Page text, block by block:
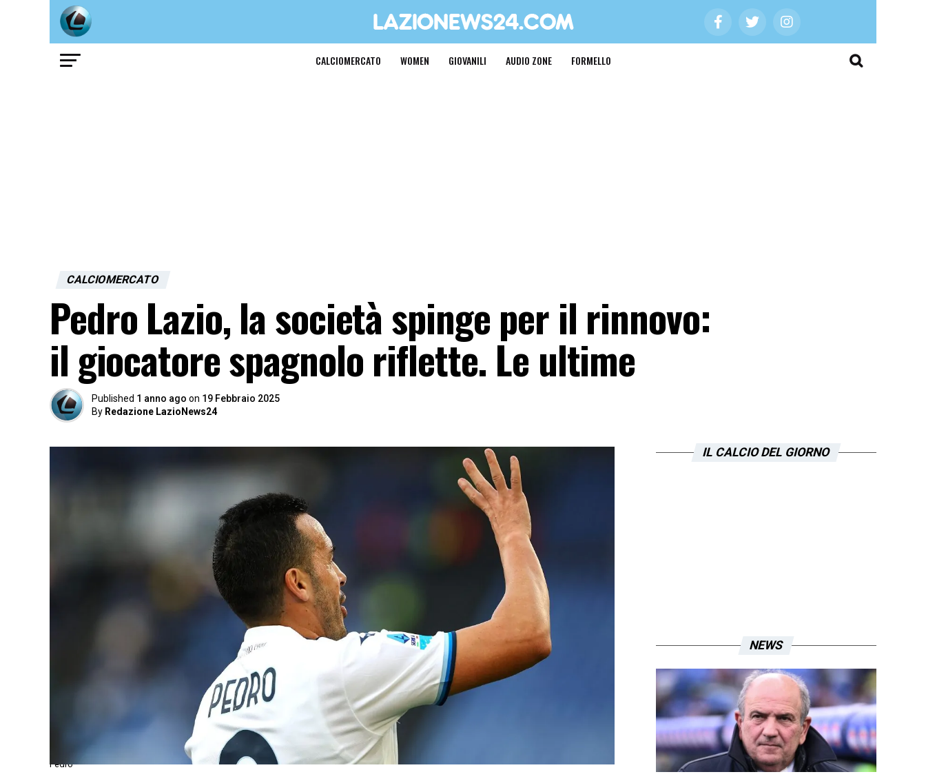
CALCIOMERCATO WOMEN GIOVANILI AUDIO ZONE FORMELLO
CALCIOMERCATO
Pedro Lazio, la società spinge per il rinnovo:
il giocatore spagnolo riflette. Le ultime
Published 1 anno ago on 19 Febbraio 2025
By Redazione LazioNews24
Pedro
IL CALCIO DEL GIORNO
NEWS